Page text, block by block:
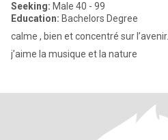
Seeking: Male 40 - 99
Education: Bachelors Degree
calme , bien et concentré sur l’avenir.
j’aime la musique et la nature